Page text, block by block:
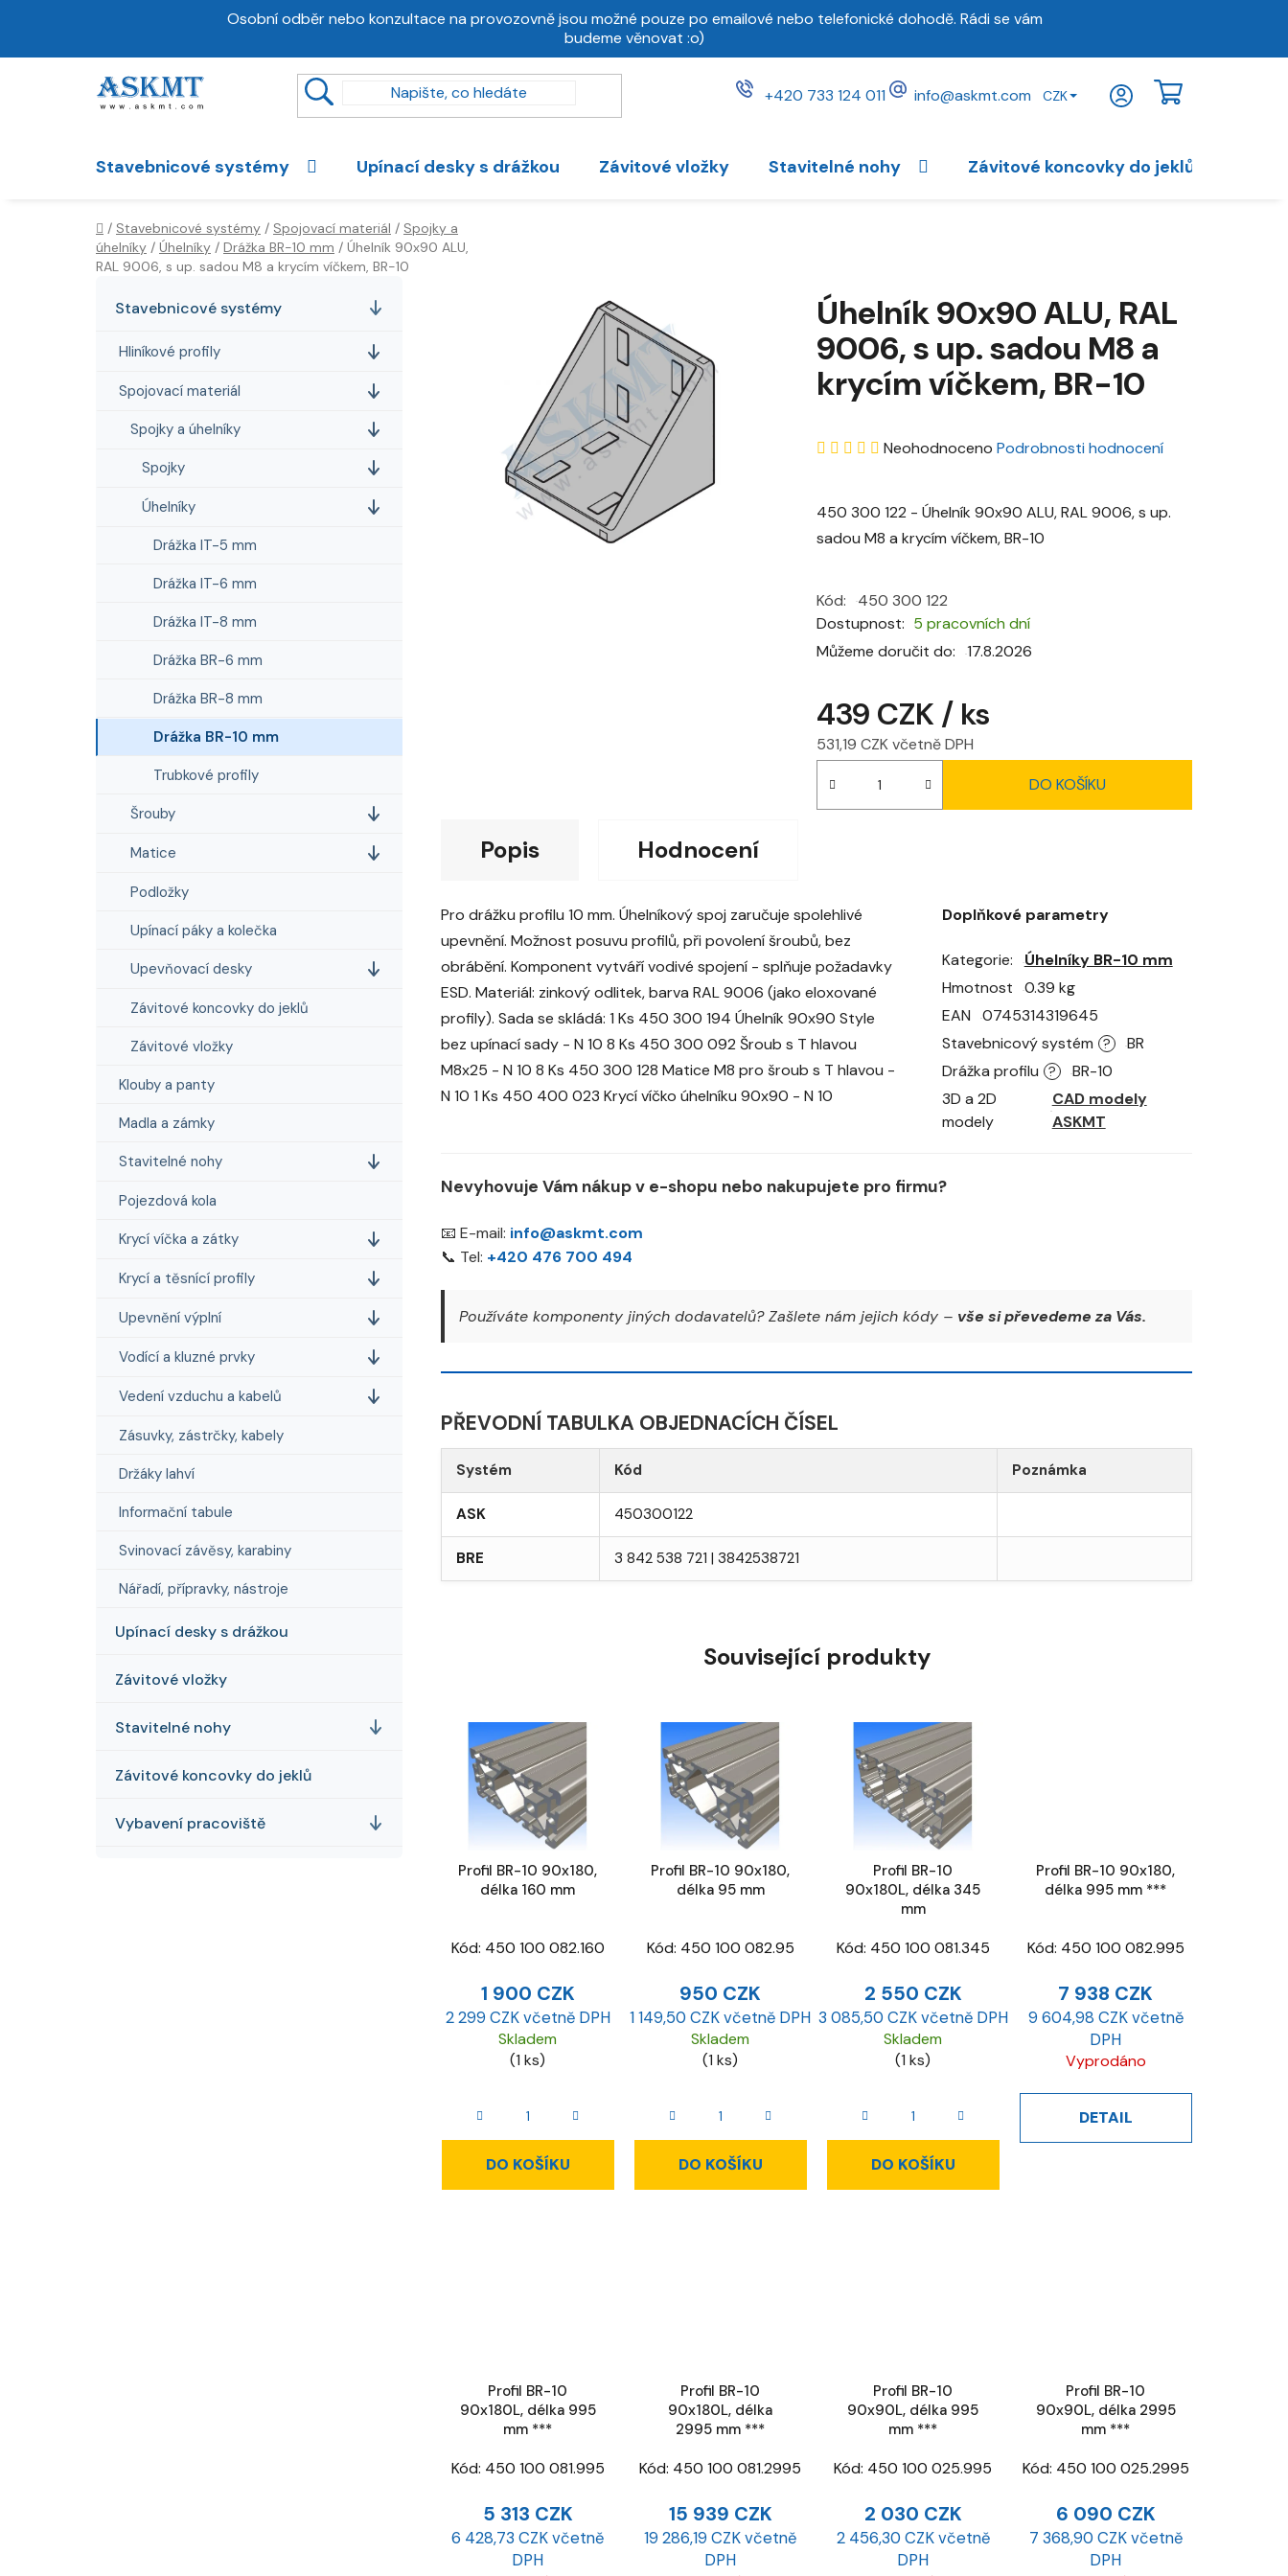
Osobní odběr nebo konzultace na provozovně jsou možné pouze po emailové nebo telefonické dohodě. Rádi se vám
budeme věnovat :o)
+420 733 124 011 info@askmt.com CZK
KOŠÍK
Stavebnicové systémy Upínací desky s drážkou Závitové vložky Stavitelné nohy Závitové koncovky do jeklů
Domů
/ Stavebnicové systémy / Spojovací materiál / Spojky a
úhelníky / Úhelníky / Drážka BR-10 mm / Úhelník 90x90 ALU,
RAL 9006, s up. sadou M8 a krycím víčkem, BR-10
kategorie
Stavebnicové systémy
Hliníkové profily
Spojovací materiál
Spojky a úhelníky
Spojky
Úhelníky
Drážka IT-5 mm
Drážka IT-6 mm
Drážka IT-8 mm
Drážka BR-6 mm
Drážka BR-8 mm
Drážka BR-10 mm
Trubkové profily
Šrouby
Matice
Podložky
Upínací páky a kolečka
Upevňovací desky
Závitové koncovky do jeklů
Závitové vložky
Klouby a panty
Madla a zámky
Stavitelné nohy
Pojezdová kola
Krycí víčka a zátky
Krycí a těsnící profily
Upevnění výplní
Vodící a kluzné prvky
Vedení vzduchu a kabelů
Zásuvky, zástrčky, kabely
Držáky lahví
Informační tabule
Svinovací závěsy, karabiny
Nářadí, přípravky, nástroje
Upínací desky s drážkou
Závitové vložky
Stavitelné nohy
Závitové koncovky do jeklů
Vybavení pracoviště
Úhelník 90x90 ALU, RAL
9006, s up. sadou M8 a
krycím víčkem, BR-10
Průměrné
produktu
5
hvězdiček.
Neohodnoceno Podrobnosti hodnocení
450 300 122 - Úhelník 90x90 ALU, RAL 9006, s up.
sadou M8 a krycím víčkem, BR-10
Dostupnost
5 pracovních dní
Můžeme doručit do:
17.8.2026
Kód: 450 300 122
439 CZK / ks
531,19 CZK včetně DPH
DO KOŠÍKU
Popis Hodnocení
Pro drážku profilu 10 mm. Úhelníkový spoj zaručuje spolehlivé
upevnění. Možnost posuvu profilů, při povolení šroubů, bez
obrábění. Komponent vytváří vodivé spojení - splňuje požadavky
ESD. Materiál: zinkový odlitek, barva RAL 9006 (jako eloxované
profily). Sada se skládá: 1 Ks 450 300 194 Úhelník 90x90 Style
bez upínací sady - N 10 8 Ks 450 300 092 Šroub s T hlavou
M8x25 - N 10 8 Ks 450 300 128 Matice M8 pro šroub s T hlavou -
N 10 1 Ks 450 400 023 Krycí víčko úhelníku 90x90 - N 10
Doplňkové parametry
Kategorie
Úhelníky BR-10 mm
Hmotnost
0.39 kg
EAN
0745314319645
?
Stavebnicový systém BR
?
Drážka profilu
BR-10
3D a 2D
modely
CAD modely
ASKMT
Nevyhovuje Vám nákup v e-shopu nebo nakupujete pro firmu?
📧 E-mail: info@askmt.com
📞 Tel: +420 476 700 494
Používáte komponenty jiných dodavatelů? Zašlete nám jejich kódy – vše si převedeme za Vás.
PŘEVODNÍ TABULKA OBJEDNACÍCH ČÍSEL
Systém Kód Poznámka
ASK 450300122
BRE 3 842 538 721 | 3842538721
Související produkty
Profil BR-10 90x180,
délka 160 mm
Kód: 450 100 082.160
1 900 CZK
2 299 CZK včetně DPH
Skladem
(1 ks)
DO KOŠÍKU
Profil BR-10 90x180,
délka 95 mm
Kód: 450 100 082.95
950 CZK
1 149,50 CZK včetně DPH
Skladem
(1 ks)
DO KOŠÍKU
Profil BR-10
90x180L, délka 345
mm
Kód: 450 100 081.345
2 550 CZK
3 085,50 CZK včetně DPH
Skladem
(1 ks)
DO KOŠÍKU
Profil BR-10 90x180,
délka 995 mm ***
Kód: 450 100 082.995
7 938 CZK
9 604,98 CZK včetně
DPH
Vyprodáno
DETAIL
Profil BR-10
90x180L, délka 995
mm ***
Kód: 450 100 081.995
5 313 CZK
6 428,73 CZK včetně
DPH
Profil BR-10
90x180L, délka
2995 mm ***
Kód: 450 100 081.2995
15 939 CZK
19 286,19 CZK včetně
DPH
Profil BR-10
90x90L, délka 995
mm ***
Kód: 450 100 025.995
2 030 CZK
2 456,30 CZK včetně
DPH
Profil BR-10
90x90L, délka 2995
mm ***
Kód: 450 100 025.2995
6 090 CZK
7 368,90 CZK včetně
DPH